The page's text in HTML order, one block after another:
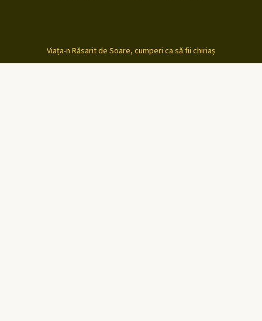
Viața-n Răsarit de Soare, cumperi ca să fii chiriaș